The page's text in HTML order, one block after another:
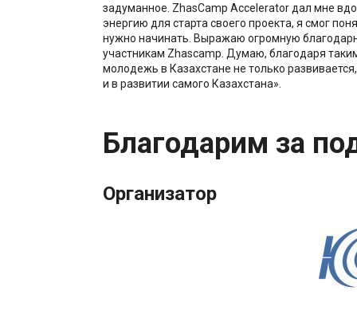
задуманное. ZhasCamp Accelerator дал мне
энергию для старта своего проекта, я смог
нужно начинать. Выражаю огромную
участникам Zhascamp. Думаю, благодаря
молодежь в Казахстане не только
и в развитии самого Казахстана».
Благодарим за
Организатор